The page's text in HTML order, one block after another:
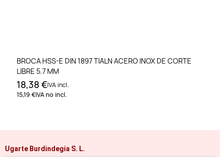
BROCA HSS-E DIN 1897 TIALN ACERO INOX DE CORTE
LIBRE 5.7 MM
18,38 €IVA incl.
15,19 €IVA no incl.
Ugarte Burdindegia S. L.